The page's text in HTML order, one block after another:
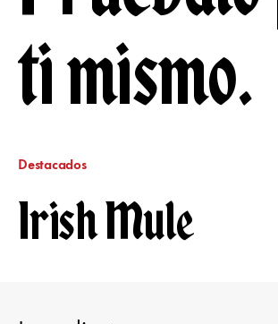
ti mismo.
Destacados
Irish Mule